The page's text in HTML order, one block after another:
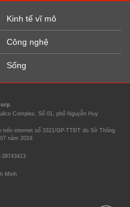
Kinh tế vĩ mô
Công nghệ
Sống
Complex, Số 01, phố Nguyễn Huy
internet số 3321/GP-TTĐT do Sở Thông
năm 2019.
Minh